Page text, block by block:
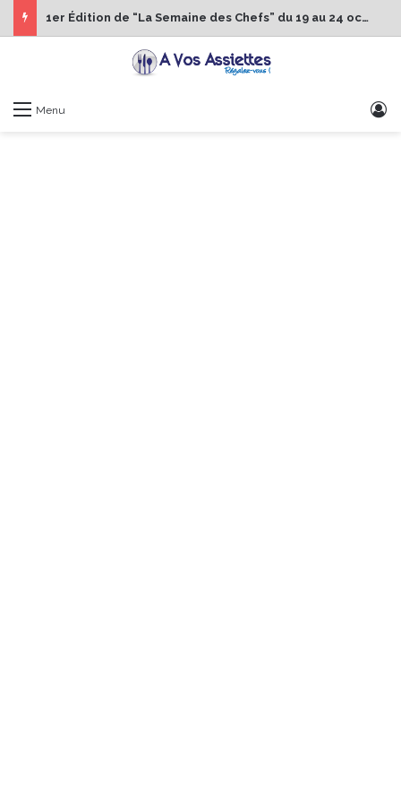
1er Édition de “La Semaine des Chefs” du 19 au 24 octobre 2026
Menu